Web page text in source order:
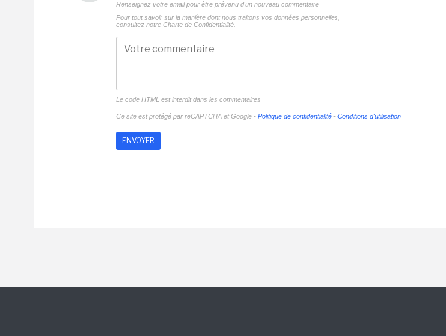
Renseignez votre email pour être prévenu d'un nouveau commentaire
Pour tout savoir sur la manière dont nous traitons vos données personnelles,
consultez notre Charte de Confidentialité.
Le code HTML est interdit dans les commentaires
Ce site est protégé par reCAPTCHA et Google - Politique de confidentialité - Conditions d'utilisation